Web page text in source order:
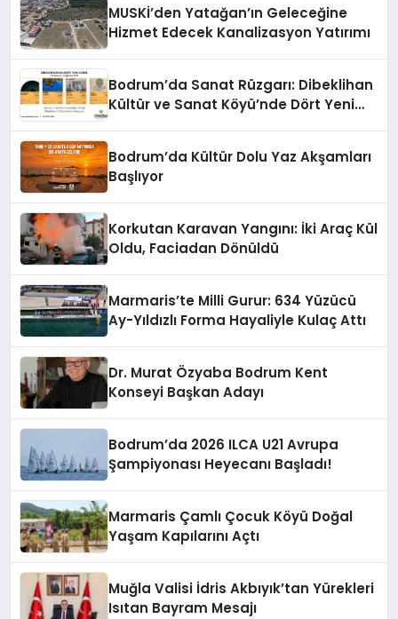
MUSKİ’den Yatağan’ın Geleceğine
Hizmet Edecek Kanalizasyon Yatırımı
Bodrum’da Sanat Rüzgarı: Dibeklihan
Kültür ve Sanat Köyü’nde Dört Yeni
Bodrum’da Kültür Dolu Yaz Akşamları
Başlıyor
Korkutan Karavan Yangını: İki Araç Kül
Oldu, Faciadan Dönüldü
Marmaris’te Milli Gurur: 634 Yüzücü
Ay-Yıldızlı Forma Hayaliyle Kulaç Attı
Dr. Murat Özyaba Bodrum Kent
Konseyi Başkan Adayı
Bodrum’da 2026 ILCA U21 Avrupa
Şampiyonası Heyecanı Başladı!
Marmaris Çamlı Çocuk Köyü Doğal
Yaşam Kapılarını Açtı
Muğla Valisi İdris Akbıyık’tan Yürekleri
Isıtan Bayram Mesajı